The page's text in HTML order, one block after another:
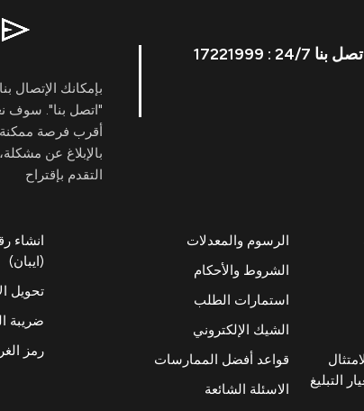
اتصل بنا 24/7 : 17221999
بإمكانك الإتصال
"اتصل بنا". سوف
أقرب فرصة
بالإبلاغ عن
التقدم بإقتراح
التبليغ
الرسوم والمعدلات
الشروط والأحكام
استمارات الطلب
الشيك الإلكتروني
قواعد أفضل الممارسات
الاسئلة الشائعة
انشاء
(ايبان)
تحويل
ضريبة
رمز